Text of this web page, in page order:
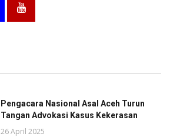
Pengacara Nasional Asal Aceh Turun
Tangan Advokasi Kasus Kekerasan
26 April 2025